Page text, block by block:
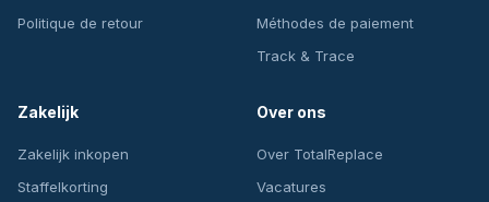
Politique de retour
Méthodes de paiement
Track & Trace
Zakelijk
Zakelijk inkopen
Staffelkorting
Over ons
Over TotalReplace
Vacatures